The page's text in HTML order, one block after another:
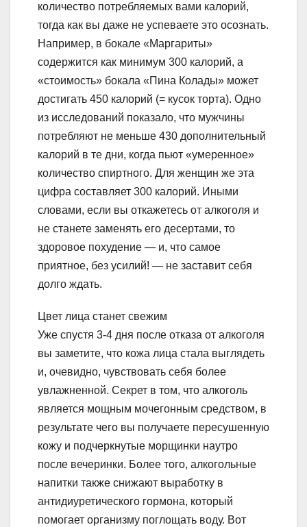
количество потребляемых вами калорий,
тогда как вы даже не успеваете это осознать.
Например, в бокале «Маргариты»
содержится как минимум 300 калорий, а
«стоимость» бокала «Пина Колады» может
достигать 450 калорий (= кусок торта). Одно
из исследований показало, что мужчины
потребляют не меньше 430 дополнительный
калорий в те дни, когда пьют «умеренное»
количество спиртного. Для женщин же эта
цифра составляет 300 калорий. Иными
словами, если вы откажетесь от алкоголя и
не станете заменять его десертами, то
здоровое похудение — и, что самое
приятное, без усилий! — не заставит себя
долго ждать.
Цвет лица станет свежим
Уже спустя 3-4 дня после отказа от алкоголя
вы заметите, что кожа лица стала выглядеть
и, очевидно, чувствовать себя более
увлажненной. Секрет в том, что алкоголь
является мощным мочегонным средством, в
результате чего вы получаете пересушенную
кожу и подчеркнутые морщинки наутро
после вечеринки. Более того, алкогольные
напитки также снижают выработку в
антидиуретического гормона, который
помогает организму поглощать воду. Вот